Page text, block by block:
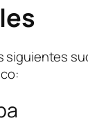
siguientes